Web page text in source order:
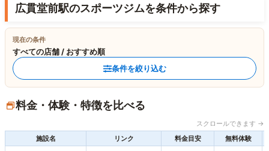
広貫堂前駅のスポーツジムを条件から探す
現在の条件
すべての店舗 / おすすめ順
条件を絞り込む
料金・体験・特徴を比べる
スクロールできます →
施設名
リンク 料金目安 無料体験